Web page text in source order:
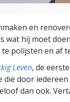
en
wat hij moet
polijsten en af
Leven, de
door
dan ook.